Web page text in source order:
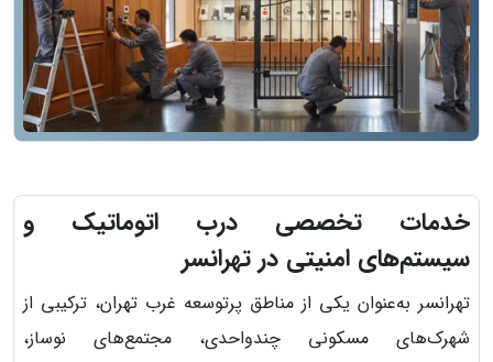
خدمات تخصصی درب اتوماتیک و
سیستم‌های امنیتی در تهرانسر
تهرانسر به‌عنوان یکی از مناطق پرتوسعه غرب تهران، ترکیبی از
شهرک‌های مسکونی چندواحدی، مجتمع‌های نوساز،